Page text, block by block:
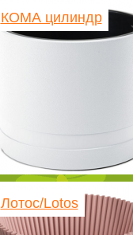
КОМА цилиндр
Лотос/Lotos